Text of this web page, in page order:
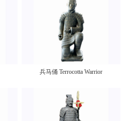
兵马俑 Terrocotta Warrior